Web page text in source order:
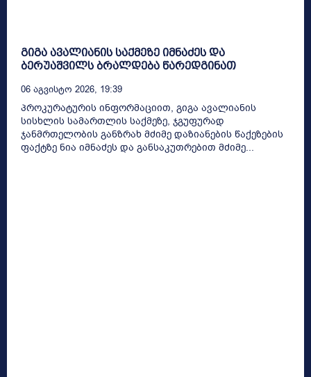
გიგა ავალიანის საქმეზე იმნაძეს და
ბერუაშვილს ბრალდება წარედგინათ
06 Აგვისტო 2026, 19:39
პროკურატურის ინფორმაციით, გიგა ავალიანის
სისხლის სამართლის საქმეზე, ჯგუფურად
ჯანმრთელობის განზრახ მძიმე დაზიანების წაქეზების
ფაქტზე ნია იმნაძეს და განსაკუთრებით მძიმე...